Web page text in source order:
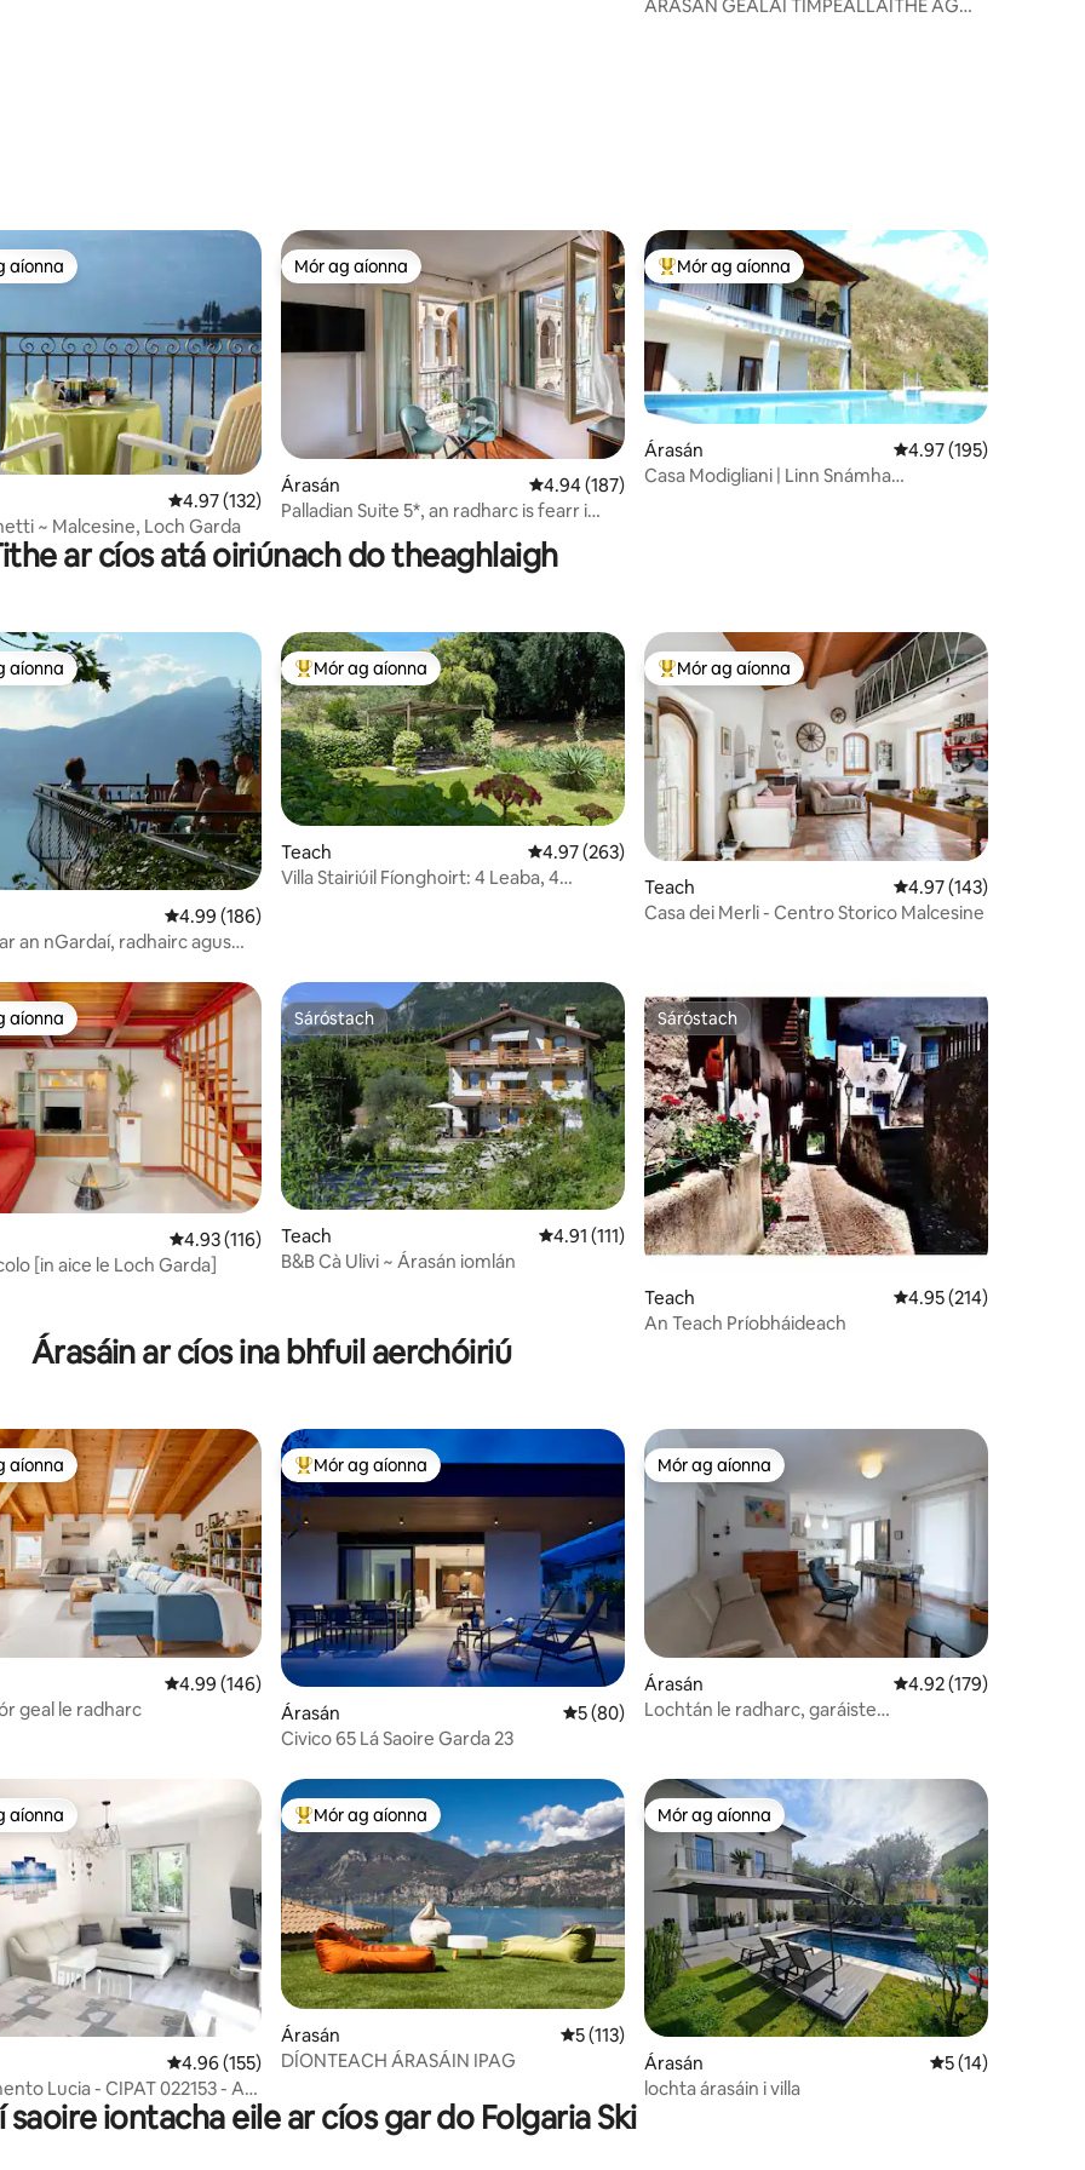
ÁRASÁN GEALAÍ TIMPEALLAITHE AG
aíonna
aíonna
Meánrátáil 4.97 as 5, 132 léirmheas
4.97 (132)
~ Malcesine, Loch Garda
Mór ag aíonna
Mór ag aíonna
Árasán Meánrátáil 4.94 as 5, 187 léirmheas
4.94 (187)
Palladian Suite 5*, an radharc is fearr i
An-mhór ag aíonna
Mór ag aíonna
Árasán Meánrátáil 4.97 as 5,
4.97 (195)
Casa Modigliani | Linn Snámha
ar cíos atá oiriúnach do theaghlaigh
léirmheas
ag aíonna
aíonna
Meánrátáil 4.99 as 5, 186 léirmheas
4.99 (186)
an nGardaí, radhairc agus
An-mhór ag aíonna
Mór ag aíonna
Teach Meánrátáil 4.97 as 5, 263 léirmheas
4.97 (263)
Villa Stairiúil Fíonghoirt: 4 Leaba, 4
An-mhór ag aíonna
Mór ag aíonna
Teach Meánrátáil 4.97 as 5,
4.97 (143)
Casa dei Merli - Centro Storico Malcesine
aíonna
aíonna
Meánrátáil 4.93 as 5, 116 léirmheas
4.93 (116)
[in aice le Loch Garda]
Sáróstach
Sáróstach
Teach Meánrátáil 4.91 as 5, 111 léirmheas
4.91 (111)
B&B Cà Ulivi ~ Árasán iomlán
Sáróstach
Sáróstach
Teach Meánrátáil 4.95 as 5,
4.95 (214)
An Teach Príobháideach
Árasáin ar cíos ina bhfuil aerchóiriú
ag aíonna
aíonna
Meánrátáil 4.99 as 5, 146 léirmheas
4.99 (146)
geal le radharc
An-mhór ag aíonna
Mór ag aíonna
Árasán Meánrátáil 5 as 5, 80 léirmheas
5 (80)
Civico 65 Lá Saoire Garda 23
Mór ag aíonna
Mór ag aíonna
Árasán Meánrátáil 4.92 as 5,
4.92 (179)
Lochtán le radharc, garáiste
léirmheas
aíonna
aíonna
Meánrátáil 4.96 as 5, 155 léirmheas
4.96 (155)
Lucia - CIPAT 022153 - AT
An-mhór ag aíonna
Mór ag aíonna
Árasán Meánrátáil 5 as 5, 113 léirmheas
5 (113)
DÍONTEACH ÁRASÁIN IPAG
Mór ag aíonna
Mór ag aíonna
Árasán Meánrátáil 5 as 5,
5 (14)
lochta árasáin i villa
saoire iontacha eile ar cíos gar do Folgaria Ski